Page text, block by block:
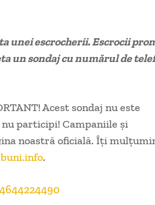
unei escrocherii. Escrocii
un sondaj cu numărul de
Acest sondaj nu este
participi! Campaniile și
noastră oficială. Îți
.